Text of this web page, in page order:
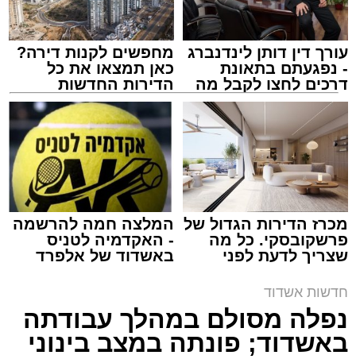
צילום: דוברות איחוד הצלה
מערכת האתר / 15:39 07.08.26
איחוד הצלה
אירוע דרמטי הסתיים בנס רפואי באשדוד, לאחר
שגבר בן 56 התמוטט בביתו שבאחד הרחובות
ברובע י"א בעיר, כתוצאה מאירוע פתאומי שגרם
עורך דין דותן לינדנברג
- נפגעתם בתאונת
דרכים לחצו לקבל מה
שמגיע לכם
מחפשים לקנות דירה?
כאן תמצאו את כל
הדירות החדשות
למכירה באשדוד >>>
מכרז הדירות הגדול של
פרשקובסקי. כל מה
שצריך לדעת לפני
באשדוד
המלצה חמה להרשמה
- האקדמיה לטניס
באשדוד של אלפרד
חדשות אשדוד
נפלה מסולם במהלך עבודתה
באשדוד; פונתה במצב בינוני